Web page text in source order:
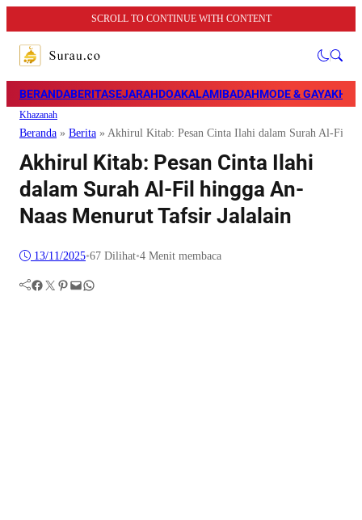
SCROLL TO CONTINUE WITH CONTENT
BERANDABERITASEJARAHDOAKALAMIBADAHMODE & GAYA
Khazanah
Beranda » Berita » Akhirul Kitab: Pesan Cinta Ilahi dalam Surah Al-Fil
Akhirul Kitab: Pesan Cinta Ilahi
dalam Surah Al-Fil hingga An-
Naas Menurut Tafsir Jalalain
13/11/2025•67 Dilihat•4 Menit membaca
Facebook Twitter Pinterest Mail WhatsApp